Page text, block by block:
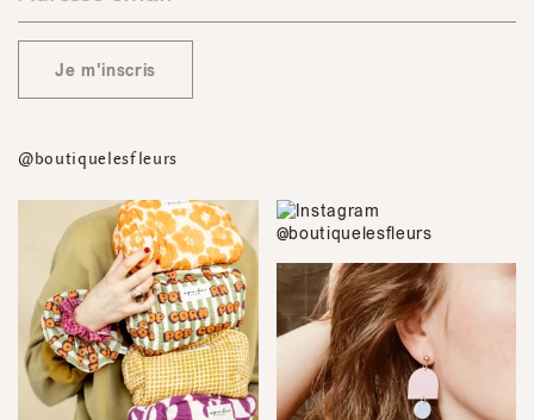
Je m'inscris
@boutiquelesfleurs